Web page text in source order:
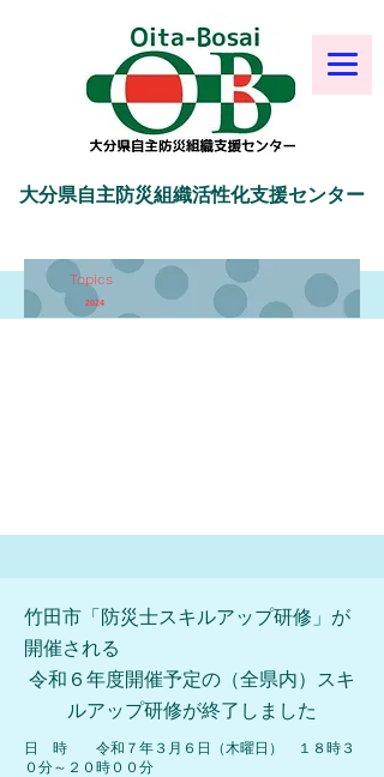
大分県自主防災組織活性化支援センター
Topics
2024
竹田市「防災士スキルアップ研修」が
開催される
令和６年度開催予定の（全県内）スキ
ルアップ研修が終了しました
日 時 令和７年３月６日（木曜日） １８時３
０分～２０時００分